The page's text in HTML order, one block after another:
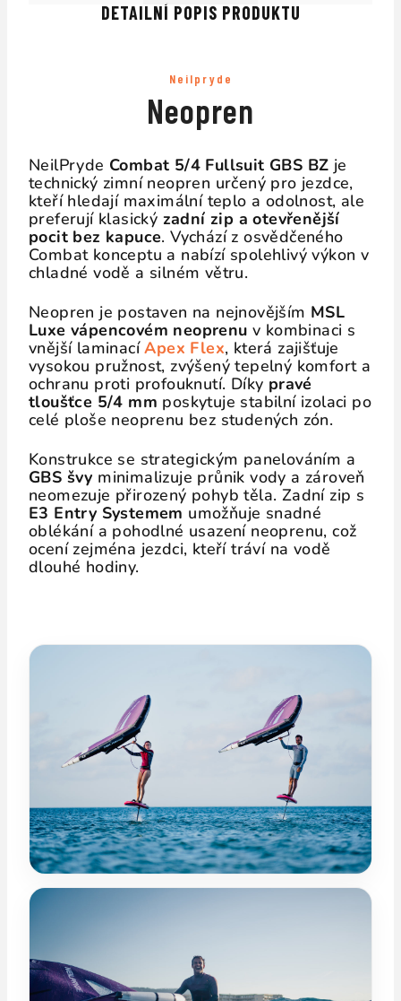
DETAILNÍ POPIS PRODUKTU
Neilpryde
Neopren
NeilPryde Combat 5/4 Fullsuit GBS BZ je
technický zimní neopren určený pro jezdce,
kteří hledají maximální teplo a odolnost, ale
preferují klasický zadní zip a otevřenější
pocit bez kapuce. Vychází z osvědčeného
Combat konceptu a nabízí spolehlivý výkon v
chladné vodě a silném větru.
Neopren je postaven na nejnovějším MSL
Luxe vápencovém neoprenu v kombinaci s
vnější laminacíApex Flex, která zajišťuje
vysokou pružnost, zvýšený tepelný komfort a
ochranu proti profouknutí. Díky pravé
tloušťce 5/4 mm poskytuje stabilní izolaci po
celé ploše neoprenu bez studených zón.
Konstrukce se strategickým panelováním a
GBS švy minimalizuje průnik vody a zároveň
neomezuje přirozený pohyb těla. Zadní zip s
E3 Entry Systemem umožňuje snadné
oblékání a pohodlné usazení neoprenu, což
ocení zejména jezdci, kteří tráví na vodě
dlouhé hodiny.